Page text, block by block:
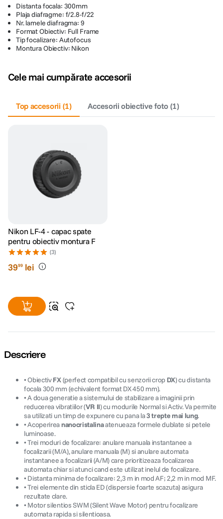
Distanta focala: 300mm
Plaja diafragme: f/2.8-f/22
Nr. lamele diafragma: 9
Format Obiectiv: Full Frame
Tip focalizare: Autofocus
Montura Obiectiv: Nikon
Cele mai cumpărate accesorii
Top accesorii (1) Accesorii obiective foto(1)
Nikon LF-4 - capac spate
pentru obiectiv montura F
(3)
3999 lei
Descriere
• ObiectivFX(perfect compatibil cu senzorii crop DX) cu distanta
focala 300 mm (echivalent format DX 450 mm).
• A doua generatie a sistemului de stabilizare a imaginii prin
reducerea vibratiilor (VR II) cu modurile Normal si Activ. Va permite
sa utilizati un timp de expunere cu pana la3 trepte mai lung.
• Acoperirea nanocristalinaatenueaza formele dublate si petele
luminoase.
• Trei moduri de focalizare: anulare manuala instantanee a
focalizarii (M/A), anulare manuala (M) si anulare automata
instantanee a focalizarii (A/M) care prioritizeaza focalizarea
automata chiar si atunci cand este utilizat inelul de focalizare.
• Distanta minima de focalizare: 2,3 m in mod AF; 2,2 m in mod MF.
• Trei elemente din sticla ED (dispersie foarte scazuta) asigura
rezultate clare.
• Motor silentios SWM (Silent Wave Motor) pentru focalizare
automata rapida si silentioasa.